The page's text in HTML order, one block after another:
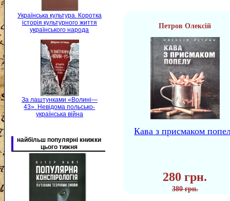
Українська культура. Коротка
історія культурного життя
українського народа
За лаштунками «Волині—
43». Невідома польсько-
українська війна
найбільш популярні книжки
цього тижня
Петров Олексій
Кава з присмаком
280 грн.
380 грн.